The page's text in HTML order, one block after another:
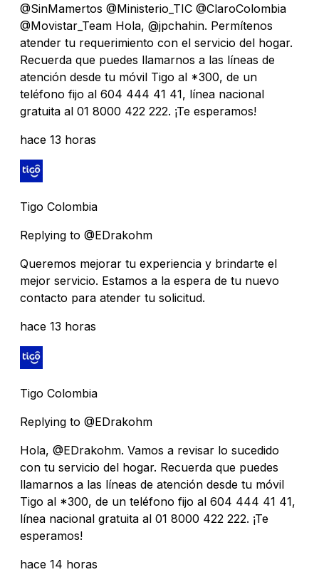
@SinMamertos @Ministerio_TIC @ClaroColombia
@Movistar_Team Hola, @jpchahin. Permítenos
atender tu requerimiento con el servicio del hogar.
Recuerda que puedes llamarnos a las líneas de
atención desde tu móvil Tigo al *300, de un
teléfono fijo al 604 444 41 41, línea nacional
gratuita al 01 8000 422 222. ¡Te esperamos!
hace 13 horas
Tigo Colombia
Replying to @EDrakohm
Queremos mejorar tu experiencia y brindarte el
mejor servicio. Estamos a la espera de tu nuevo
contacto para atender tu solicitud.
hace 13 horas
Tigo Colombia
Replying to @EDrakohm
Hola, @EDrakohm. Vamos a revisar lo sucedido
con tu servicio del hogar. Recuerda que puedes
llamarnos a las líneas de atención desde tu móvil
Tigo al *300, de un teléfono fijo al 604 444 41 41,
línea nacional gratuita al 01 8000 422 222. ¡Te
esperamos!
hace 14 horas